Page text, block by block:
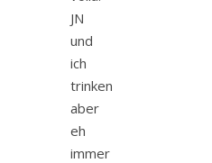
JN
und
ich
trinken
aber
eh
immer